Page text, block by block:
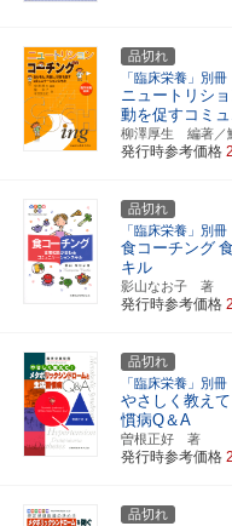
品切れ
「臨床栄養」別冊
ニュートリシ
動を促すコミ
柳澤厚生 編著／
発行時参考価格
品切れ
「臨床栄養」別冊
食コーチング
キル
影山なお子 著
発行時参考価格
品切れ
「臨床栄養」別冊
やさしく教えて
慣病Q＆A
曽根正好 著
発行時参考価格
品切れ